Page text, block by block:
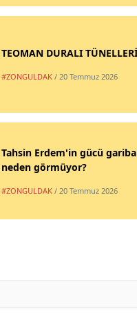
TEOMAN DURALI
#ZONGULDAK / 20 Temmuz 2026
Tahsin Erdem'in gücü
neden görmüyor?
#ZONGULDAK / 20 Temmuz 2026